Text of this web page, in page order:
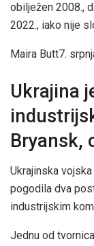
obilježen 2008.,
2022., iako nije
Maira Butt7.
Ukrajina
Bryansk,
Ukrajinska
pogodila dva
industrijskim
Jednu od